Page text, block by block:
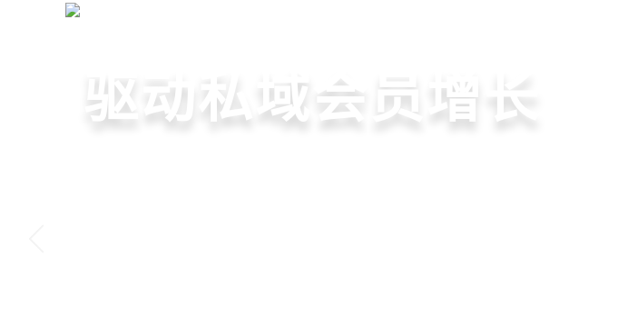
快速拓展生意边界
门店收银，就用店易
重塑门店运营体验
驱动私域会员增长